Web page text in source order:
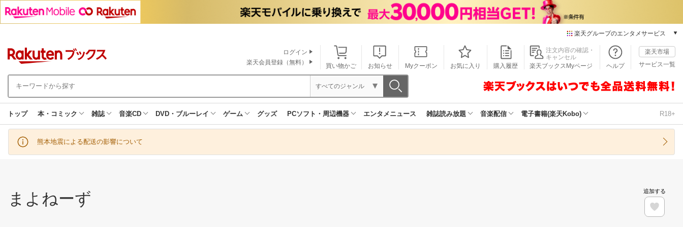
楽天グループのエンタメサービス
本/ゲーム/CD/DVD
楽天ブックス
楽天Kobo
楽天ミュージック
楽天TV
買い物かご お知らせ Myクーポン お気に入り 購入履歴
注文内容の確認・
キャンセル
楽天ブックスMyページ
ヘルプ
楽天市場
サービス一覧
ログイン
楽天会員登録（無料）
すべてのジャンル
トップ 本・コミック 雑誌 音楽CD DVD・ブルーレイ ゲーム グッズ PCソフト・周辺機器 エンタメニュース 雑誌読み放題 音楽配信 電子書籍(楽天Kobo) R18+
熊本地震による配送の影響について
まよねーず 追加する